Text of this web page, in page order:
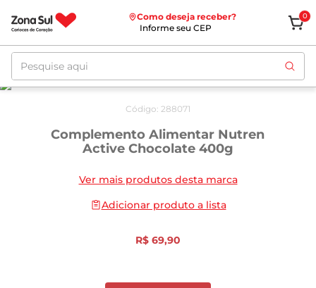
Como deseja receber?
Informe seu CEP
0
Pesquise aqui
Código: 288071
Complemento Alimentar Nutren
Active Chocolate 400g
Ver mais produtos desta marca
Adicionar produto a lista
R$ 69,90